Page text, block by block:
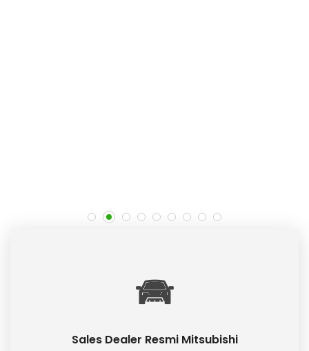
Sales Dealer Resmi Mitsubishi